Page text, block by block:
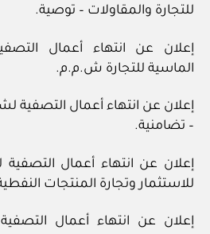
للتجارة والمقاولات – توصية.
إعلان عن انتهاء أعمال
الماسية للتجارة ش.م.م.
إعلان عن انتهاء أعمال التصفية
– تضامنية.
إعلان عن انتهاء أعمال
للاستثمار وتجارة المنتجات
إعلان عن انتهاء أعمال